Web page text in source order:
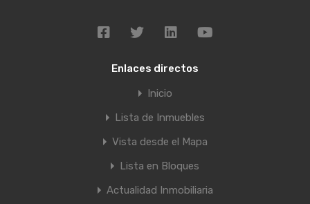
Enlaces directos
Inicio
Lista de Inmuebles
Vista desde el Mapa
Lista en Bloques
Actualidad Inmobiliaria